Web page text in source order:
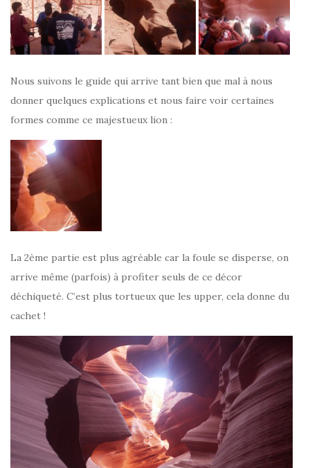
Nous suivons le guide qui arrive tant bien que mal à nous
donner quelques explications et nous faire voir certaines
formes comme ce majestueux lion :
La 2ème partie est plus agréable car la foule se disperse, on
arrive même (parfois) à profiter seuls de ce décor
déchiqueté. C’est plus tortueux que les upper, cela donne du
cachet !